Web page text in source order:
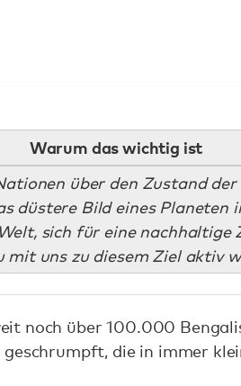
Warum das wichtig ist
über den Zustand
düstere Bild eines Planeten
sich für eine nachhaltige
mit uns zu diesem Ziel aktiv
noch über 100.000
die in immer